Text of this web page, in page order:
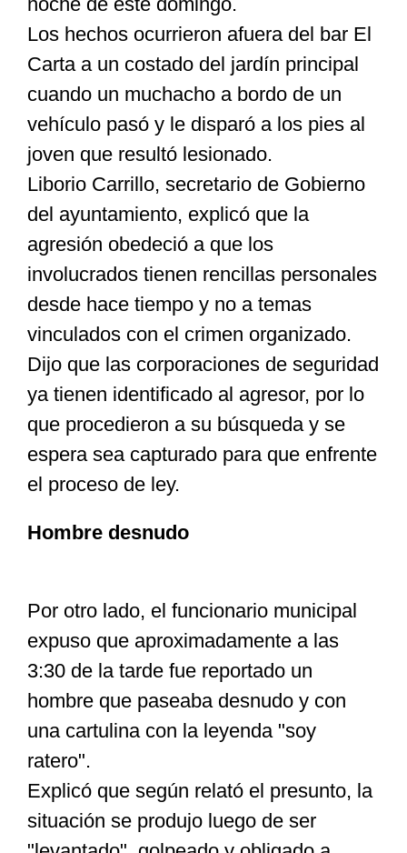
Especiales
Nacional
Opinión
Cultura
Nosotros
Los hechos ocurrieron afuera del bar El
Carta a un costado del jardín principal
cuando un muchacho a bordo de un
vehículo pasó y le disparó a los pies al
joven que resultó lesionado.
Liborio Carrillo, secretario de Gobierno
del ayuntamiento, explicó que la
agresión obedeció a que los
involucrados tienen rencillas personales
desde hace tiempo y no a temas
vinculados con el crimen organizado.
Dijo que las corporaciones de seguridad
ya tienen identificado al agresor, por lo
que procedieron a su búsqueda y se
espera sea capturado para que enfrente
el proceso de ley.
Hombre desnudo
Por otro lado, el funcionario municipal
expuso que aproximadamente a las
3:30 de la tarde fue reportado un
hombre que paseaba desnudo y con
una cartulina con la leyenda "soy
ratero".
Explicó que según relató el presunto, la
situación se produjo luego de ser